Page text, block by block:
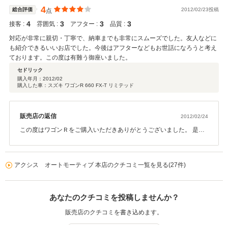
総合評価 4点 2012/02/23投稿
接客 : 4 雰囲気 : 3 アフター : 3 品質 : 3
対応が非常に親切・丁寧で、納車までも非常にスムーズでした。友人などに
も紹介できるいいお店でした。今後はアフターなどもお世話になろうと考え
ております。この度は有難う御座いました。
セドリック
購入年月： 2012/02
購入した車：スズキ ワゴンR 660 FX-T リミテッド
販売店の返信 2012/02/24
この度はワゴンＲをご購入いただきありがとうございました。 是
りお待ちしております！
アクシス オートモーティブ 本店のクチコミ一覧を見る(27件)
あなたのクチコミを投稿しませんか？
販売店のクチコミを書き込めます。